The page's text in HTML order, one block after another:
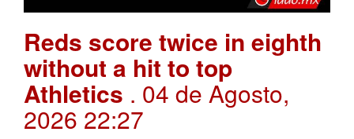
Reds score twice in eighth
without a hit to top
Athletics . 04 de Agosto,
2026 22:27